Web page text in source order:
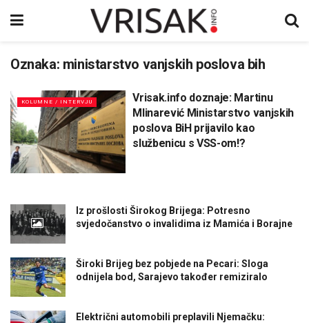
Oznaka: ministarstvo vanjskih poslova bih
KOLUMNE / INTERVJU
Vrisak.info doznaje: Martinu
Mlinarević Ministarstvo vanjskih
poslova BiH prijavilo kao
službenicu s VSS-om!?
Iz prošlosti Širokog Brijega: Potresno
svjedočanstvo o invalidima iz Mamića i Borajne
Široki Brijeg bez pobjede na Pecari: Sloga
odnijela bod, Sarajevo također remiziralo
Električni automobili preplavili Njemačku: